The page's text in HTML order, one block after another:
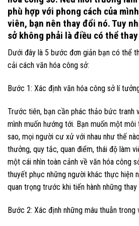
phù hợp với phong cách của
viên, bạn nên thay đổi nó. Tuy
sở không phải là điều có thể
Dưới đây là 5 bước đơn giản bạn có thể
cải cách văn hóa công sở:
Bước 1: Xác định văn hóa công sở lí
Trước tiên, bạn cần phác thảo bức tranh
mình muốn hướng tới. Bạn muốn một
sao, mọi người cư xử với nhau như thế
thưởng, quy tắc, quan điểm, thái độ làm
một cái nhìn toàn cảnh về văn hóa công
thuyết phục những người khác thực hiện
quan trọng trước khi tiến hành những
Bước 2: Xác định những mâu thuẫn trong